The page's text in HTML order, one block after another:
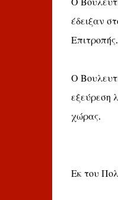
έδειξαν
Επιτροπής.
Ο
εξεύρεση
χώρας.
Εκ του